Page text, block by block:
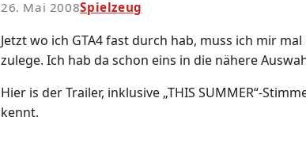
26. Mai 2008Spielzeug
Jetzt wo ich GTA4 fast durch hab, muss ich mir
zulege. Ich hab da schon eins in die nähere
Hier is der Trailer, inklusive „THIS SUMMER“-
kennt.